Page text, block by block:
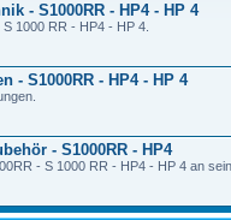
- S1000RR - HP4 - HP 4
1000 RR - HP4 - HP 4.
- S1000RR - HP4 - HP 4
- S1000RR - HP4
- S 1000 RR - HP4 - HP 4 an